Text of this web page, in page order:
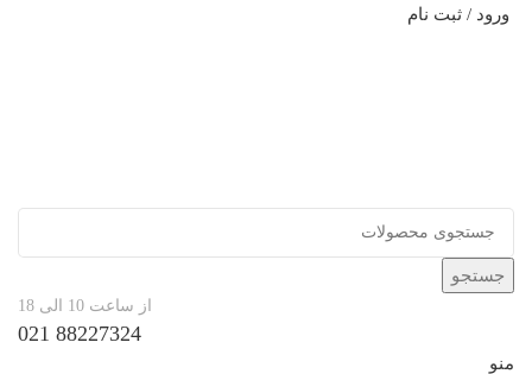
ورود / ثبت نام
جستجو
از ساعت 10 الی 18
88227324 021
منو